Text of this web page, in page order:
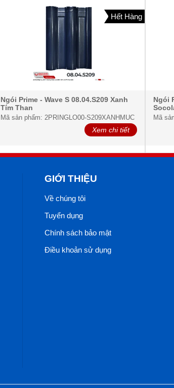
Hết Hàng
Ngói Prime - Wave S 08.04.S209 Xanh
Tím Than
Mã sản phẩm: 2PRINGLO00-S209XANHMUC
Xem chi tiết
Ngói
Mã
GIỚI THIỆU
Về chúng tôi
Tuyển dụng
Chính sách bảo mật
Điều khoản sử dụng